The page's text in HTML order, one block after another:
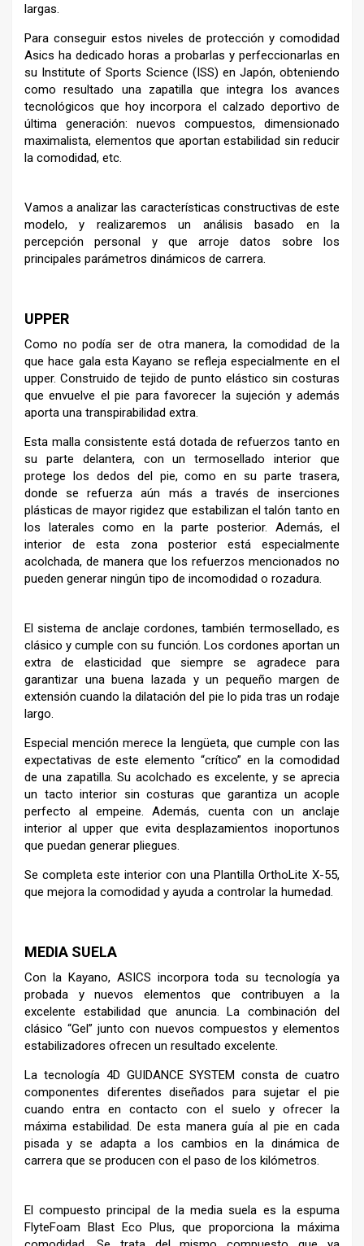
largas.
Para conseguir estos niveles de protección y comodidad
Asics ha dedicado horas a probarlas y perfeccionarlas en
su Institute of Sports Science (ISS) en Japón, obteniendo
como resultado una zapatilla que integra los avances
tecnológicos que hoy incorpora el calzado deportivo de
última generación: nuevos compuestos, dimensionado
maximalista, elementos que aportan estabilidad sin reducir
la comodidad, etc.
Vamos a analizar las características constructivas de este
modelo, y realizaremos un análisis basado en la
percepción personal y que arroje datos sobre los
principales parámetros dinámicos de carrera.
UPPER
Como no podía ser de otra manera, la comodidad de la
que hace gala esta Kayano se refleja especialmente en el
upper. Construido de tejido de punto elástico sin costuras
que envuelve el pie para favorecer la sujeción y además
aporta una transpirabilidad extra.
Esta malla consistente está dotada de refuerzos tanto en
su parte delantera, con un termosellado interior que
protege los dedos del pie, como en su parte trasera,
donde se refuerza aún más a través de inserciones
plásticas de mayor rigidez que estabilizan el talón tanto en
los laterales como en la parte posterior. Además, el
interior de esta zona posterior está especialmente
acolchada, de manera que los refuerzos mencionados no
pueden generar ningún tipo de incomodidad o rozadura.
El sistema de anclaje cordones, también termosellado, es
clásico y cumple con su función. Los cordones aportan un
extra de elasticidad que siempre se agradece para
garantizar una buena lazada y un pequeño margen de
extensión cuando la dilatación del pie lo pida tras un rodaje
largo.
Especial mención merece la lengüeta, que cumple con las
expectativas de este elemento “crítico” en la comodidad
de una zapatilla. Su acolchado es excelente, y se aprecia
un tacto interior sin costuras que garantiza un acople
perfecto al empeine. Además, cuenta con un anclaje
interior al upper que evita desplazamientos inoportunos
que puedan generar pliegues.
Se completa este interior con una Plantilla OrthoLite X-55,
que mejora la comodidad y ayuda a controlar la humedad.
MEDIA SUELA
Con la Kayano, ASICS incorpora toda su tecnología ya
probada y nuevos elementos que contribuyen a la
excelente estabilidad que anuncia. La combinación del
clásico “Gel” junto con nuevos compuestos y elementos
estabilizadores ofrecen un resultado excelente.
La tecnología 4D GUIDANCE SYSTEM consta de cuatro
componentes diferentes diseñados para sujetar el pie
cuando entra en contacto con el suelo y ofrecer la
máxima estabilidad. De esta manera guía al pie en cada
pisada y se adapta a los cambios en la dinámica de
carrera que se producen con el paso de los kilómetros.
El compuesto principal de la media suela es la espuma
FlyteFoam Blast Eco Plus, que proporciona la máxima